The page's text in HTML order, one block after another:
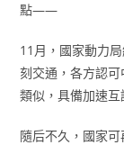
點——
11月，國家動力
刻交通，各方認
類似，具備加速互
隨后不久，國家